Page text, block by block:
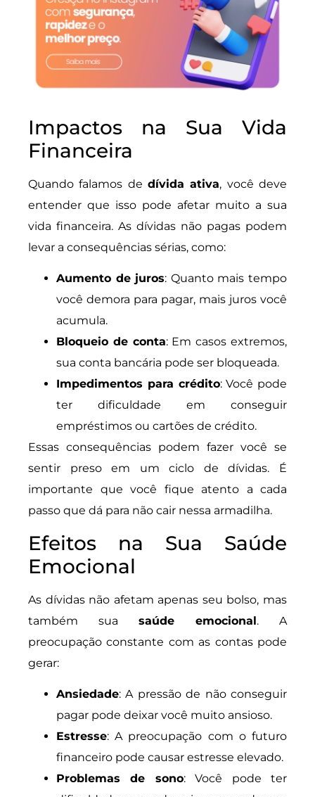
Impactos na Sua Vida
Financeira
Quando falamos de dívida ativa, você deve
entender que isso pode afetar muito a sua
vida financeira. As dívidas não pagas podem
levar a consequências sérias, como:
Aumento de juros: Quanto mais tempo
você demora para pagar, mais juros você
acumula.
Bloqueio de conta: Em casos extremos,
sua conta bancária pode ser bloqueada.
Impedimentos para crédito: Você pode
ter dificuldade em conseguir
empréstimos ou cartões de crédito.
Essas consequências podem fazer você se
sentir preso em um ciclo de dívidas. É
importante que você fique atento a cada
passo que dá para não cair nessa armadilha.
Efeitos na Sua Saúde
Emocional
As dívidas não afetam apenas seu bolso, mas
também sua saúde emocional. A
preocupação constante com as contas pode
gerar:
Ansiedade: A pressão de não conseguir
pagar pode deixar você muito ansioso.
Estresse: A preocupação com o futuro
financeiro pode causar estresse elevado.
Problemas de sono: Você pode ter